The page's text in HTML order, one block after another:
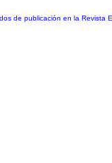
de publicación en la Revista